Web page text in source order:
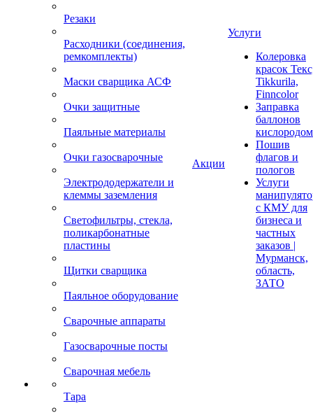
Резаки
Расходники (соединения,
ремкомплекты)
Маски сварщика АСФ
Очки защитные
Паяльные материалы
Очки газосварочные
Электрододержатели и
клеммы заземления
Светофильтры, стекла,
поликарбонатные
пластины
Щитки сварщика
Паяльное оборудование
Сварочные аппараты
Газосварочные посты
Сварочная мебель
Тара
Акции
Услуги
Колеровка
красок
Tikkurila,
Finncolor
Заправка
баллонов
кислородом
Пошив
флагов и
пологов
Услуги
с КМУ для
бизнеса и
частных
заказов |
Мурманск,
область,
ЗАТО